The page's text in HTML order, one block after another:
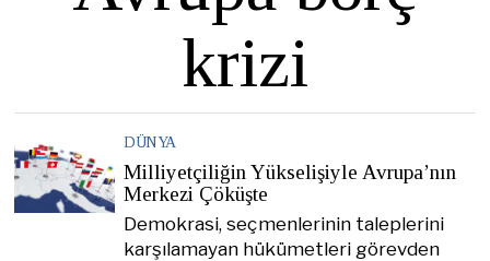
krizi
DÜNYA
Milliyetçiliğin Yükselişiyle Avrupa’nın
Merkezi Çöküşte
Demokrasi, seçmenlerinin taleplerini
karşılamayan hükümetleri görevden